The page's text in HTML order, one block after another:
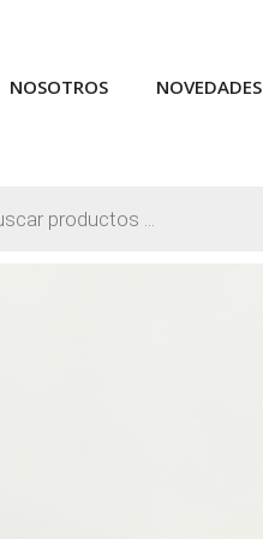
NOSOTROS NOVEDADES